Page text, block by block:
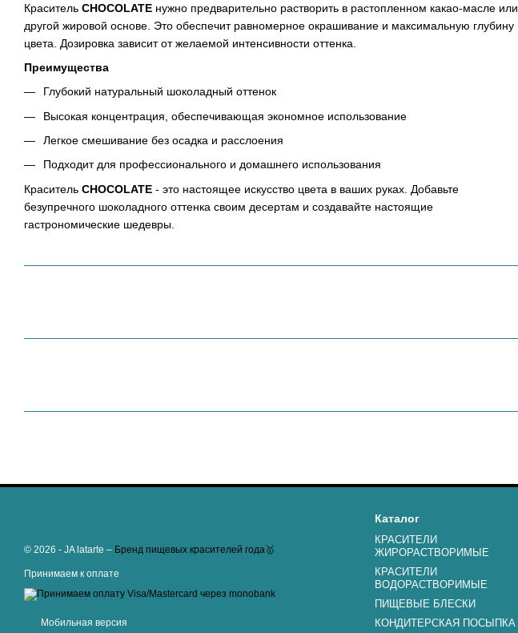
Краситель CHOCOLATE нужно предварительно растворить в растопленном какао-масле или
другой жировой основе. Это обеспечит равномерное окрашивание и максимальную глубину
цвета. Дозировка зависит от желаемой интенсивности оттенка.
Преимущества
Глубокий натуральный шоколадный оттенок
Высокая концентрация, обеспечивающая экономное использование
Легкое смешивание без осадка и расслоения
Подходит для профессионального и домашнего использования
Краситель CHOCOLATE - это настоящее искусство цвета в ваших руках. Добавьте
безупречного шоколадного оттенка своим десертам и создавайте настоящие
гастрономические шедевры.
© 2026 - JA latarte – Бренд пищевых красителей года🥇
Принимаем к оплате
Мобильная версия
Каталог
КРАСИТЕЛИ
ЖИРОРАСТВОРИМЫЕ
КРАСИТЕЛИ
ВОДОРАСТВОРИМЫЕ
ПИЩЕВЫЕ БЛЕСКИ
КОНДИТЕРСКАЯ ПОСЫПКА